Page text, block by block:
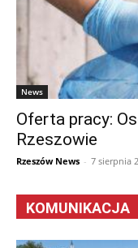
News
Oferta pracy:
Rzeszowie
Rzeszów News - 7 sierpnia
KOMUNIKACJA